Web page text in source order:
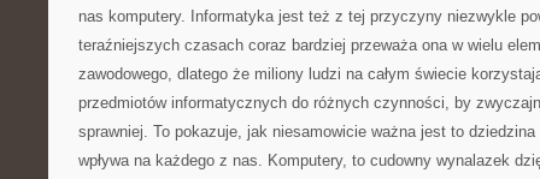
nas komputery. Informatyka jest też z tej przyczyny niezwykle
teraźniejszych czasach coraz bardziej przeważa ona w wielu
zawodowego, dlatego że miliony ludzi na całym świecie
przedmiotów informatycznych do różnych czynności, by
sprawniej. To pokazuje, jak niesamowicie ważna jest to
wpływa na każdego z nas. Komputery, to cudowny wynalazek